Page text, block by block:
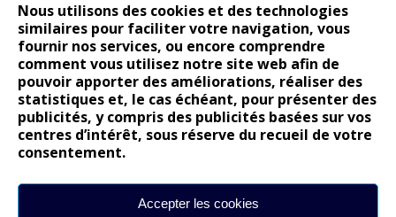
Nous utilisons des cookies et des technologies
similaires pour faciliter votre navigation, vous
fournir nos services, ou encore comprendre
comment vous utilisez notre site web afin de
pouvoir apporter des améliorations, réaliser des
statistiques et, le cas échéant, pour présenter des
publicités, y compris des publicités basées sur vos
centres d’intérêt, sous réserve du recueil de votre
consentement.
Accepter les cookies
14 juillet : nouveau film de marque pour Citroën
Renault Espace : voyage, voyage…
Peugeot E-208 GTi : naissance d’une légende
COMMENTAIRES RÉCENTS
Bernard Dardartdans
Gilly